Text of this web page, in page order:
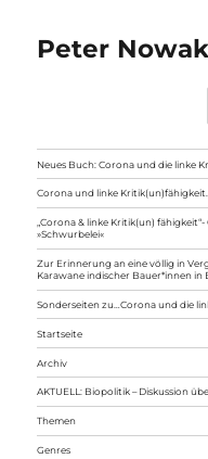
Peter Nowak
Neues Buch: Corona und die linke
Corona und linke
„Corona & linke Kritik(un)
»Schwurbelei«
Zur Erinnerung an eine völlig in
Karawane indischer Bauer*innen in
Sonderseiten zu…Corona und die
Startseite
Archiv
AKTUELL: Biopolitik – Diskussion
Themen
Genres